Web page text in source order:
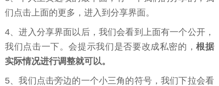
们点击上面的更多，进入到分享界面。
4、进入分享界面以后，我们会看到上面有一个公开，
我们点击一下。会提示我们是否要改成私密的，根据
实际情况进行调整就可以。
5、我们点击旁边的一个小三角的符号，我们下拉会看